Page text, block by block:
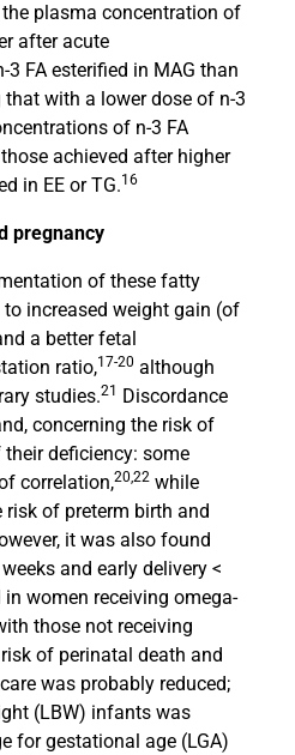
plasma concentration of
after acute
FA esterified in MAG than
that with a lower dose of n-3
of n-3 FA
achieved after higher
in EE or TG.16
pregnancy
of these fatty
increased weight gain (of
a better fetal
ratio,17-20 although
studies.21
Discordance
concerning the risk of
deficiency: some
correlation,20,22 while
of preterm birth and
it was also found
and early delivery <
in women receiving omega-
those not receiving
of perinatal death and
was probably reduced;
(LBW) infants was
for gestational age (LGA)